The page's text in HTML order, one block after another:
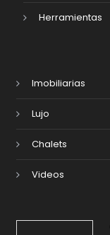
Herramientas
Imobiliarias
Lujo
Chalets
Videos